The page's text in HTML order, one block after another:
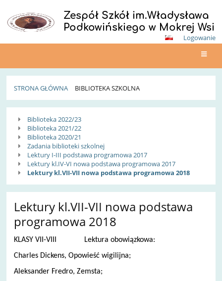
Zespół Szkół im.Władysława
Podkowińskiego w Mokrej Wsi
Logowanie
STRONA GŁÓWNA BIBLIOTEKA SZKOLNA
Biblioteka
szkolna
Biblioteka 2022/23
Biblioteka 2021/22
Biblioteka 2020/21
Zadania biblioteki szkolnej
Lektury I-III podstawa programowa 2017
Lektury kl.IV-VI nowa podstawa programowa 2017
Lektury kl.VII-VII nowa podstawa programowa 2018
Lektury kl.VII-VII nowa podstawa
programowa 2018
KLASY VII-VIII Lektura obowiązkowa:
Charles Dickens, Opowieść wigilijna;
Aleksander Fredro, Zemsta;